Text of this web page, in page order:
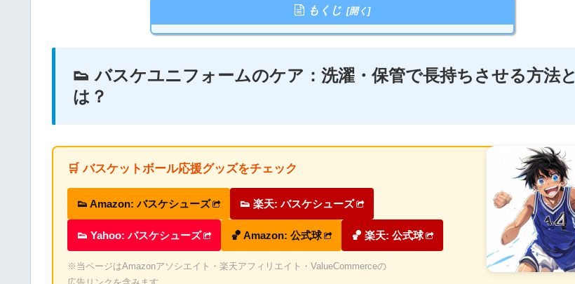
もくじ
👟 バスケユニフォームのケア：洗濯・保管で長持ちさせる方法と
は？
🛒 バスケットボール応援グッズをチェック
👟 Amazon: バスケシューズ 👟 楽天: バスケシューズ
👟 Yahoo: バスケシューズ 🏀 Amazon: 公式球 🏀 楽天: 公式球
※当ページはAmazonアソシエイト・楽天アフィリエイト・ValueCommerceの